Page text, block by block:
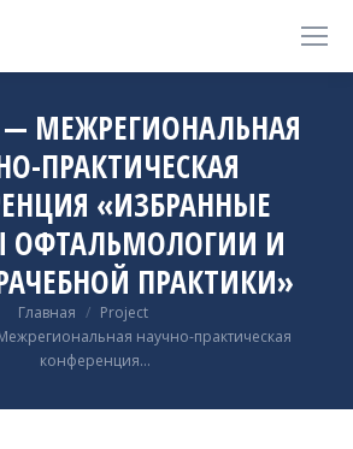
— МЕЖРЕГИОНАЛЬНАЯ
ПРАКТИЧЕСКАЯ
«ИЗБРАННЫЕ
ОФТАЛЬМОЛОГИИ И
ПРАКТИКИ»
Главная
Project
научно-практическая
конференция…